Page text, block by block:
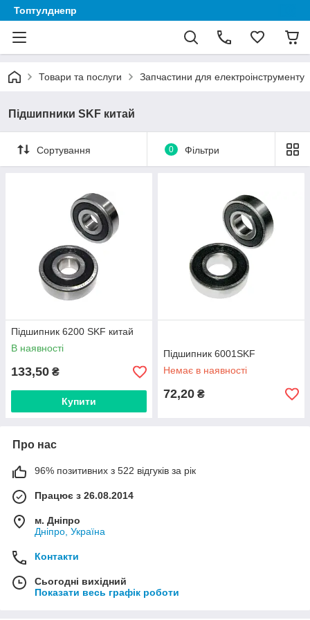
Топтулднепр
Товари та послуги Запчастини для електроінструменту
Підшипники SKF китай
Сортування 0 Фільтри
Підшипник 6200 SKF китай
В наявності
133,50 ₴
Купити
Підшипник 6001SKF
Немає в наявності
72,20 ₴
Про нас
96% позитивних з 522 відгуків за рік
Працює з 26.08.2014
м. Дніпро
Дніпро, Україна
Контакти
Сьогодні вихідний
Показати весь графік роботи